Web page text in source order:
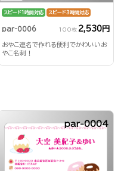
スピード1時間対応 スピード3時間対応
par-0006 100枚 2,530円
おやこ連名で作れる便利でかわいいお
やこ名刺！
par-0004